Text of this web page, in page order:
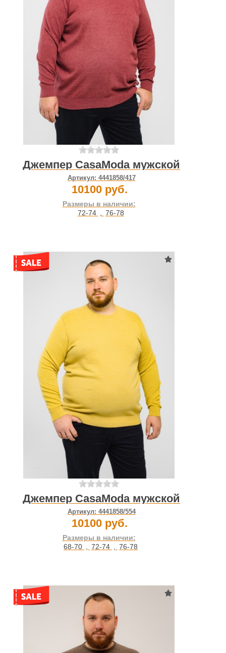
Джемпер CasaModa мужской
Артикул: 4441858/417
10100 руб.
Размеры в наличии:
72-74 , 76-78
Джемпер CasaModa мужской
Артикул: 4441858/554
10100 руб.
Размеры в наличии:
68-70 , 72-74 , 76-78